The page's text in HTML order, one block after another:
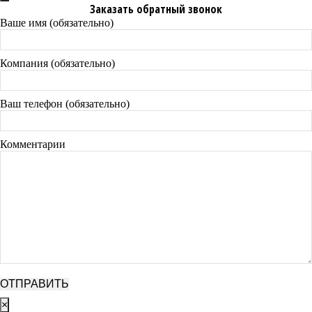
Заказать обратный звонок
Ваше имя (обязательно)
Компания (обязательно)
Ваш телефон (обязательно)
Комментарии
×